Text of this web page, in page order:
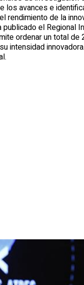
los avances e
rendimiento de la
publicado el Regional
ordenar un total
intensidad